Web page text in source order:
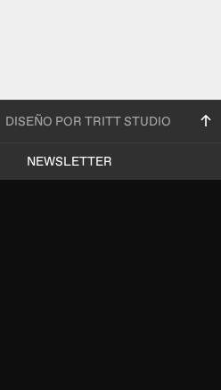
DISEÑO POR TRITT STUDIO
NEWSLETTER